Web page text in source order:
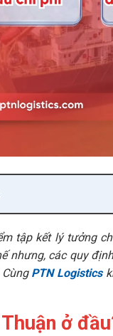
tập kết lý tưởng
nhưng, các quy
PTN Logistics
Thuận ở